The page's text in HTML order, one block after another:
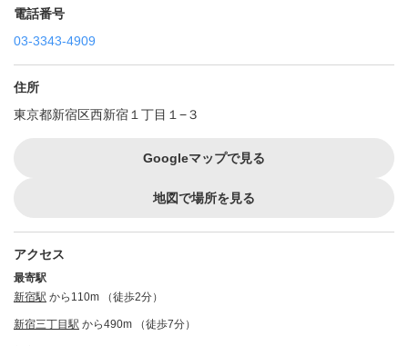
電話番号
03-3343-4909
住所
東京都新宿区西新宿１丁目１−３
Googleマップで見る
地図で場所を見る
アクセス
最寄駅
新宿駅 から110m （徒歩2分）
新宿三丁目駅 から490m （徒歩7分）